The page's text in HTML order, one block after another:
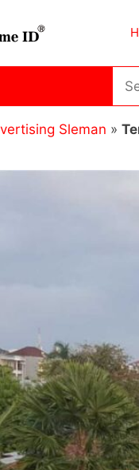
ID
Sleman »